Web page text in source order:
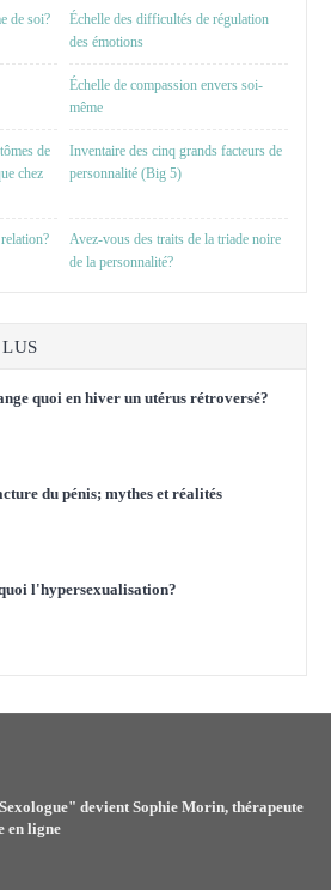
de soi?
Échelle des difficultés de régulation
des émotions
Échelle de compassion envers soi-
même
de
chez
Inventaire des cinq grands facteurs de
personnalité (Big 5)
Avez-vous des traits de la triade noire
de la personnalité?
quoi en hiver un utérus rétroversé?
du pénis; mythes et réalités
l'hypersexualisation?
devient Sophie Morin, thérapeute
en ligne